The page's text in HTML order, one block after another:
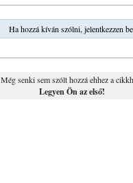
Ha hozzá kíván szólni, jelentkezzen
Még senki sem szólt hozzá ehhez a
Legyen Ön az első!